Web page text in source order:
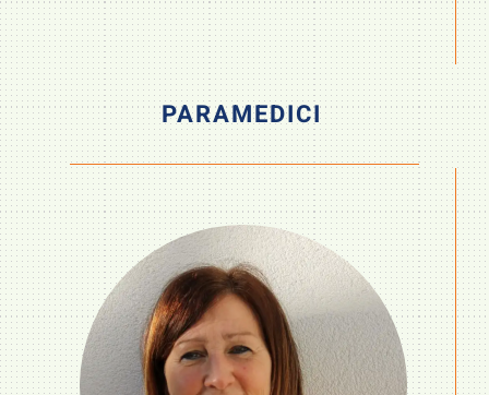
PARAMEDICI